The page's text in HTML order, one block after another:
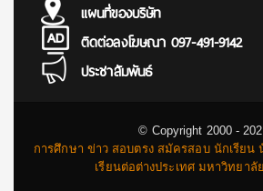
แผนที่ของบริษัท
ติดต่อลงโฆษณา 097-491-9142
ประชาสัมพันธ์
© Copyright 2000 -
การศึกษา ข่าว สอบตรง สมัครสอบ นักเรียน
เรียนต่อต่างประเทศ มหาวิทยาลั